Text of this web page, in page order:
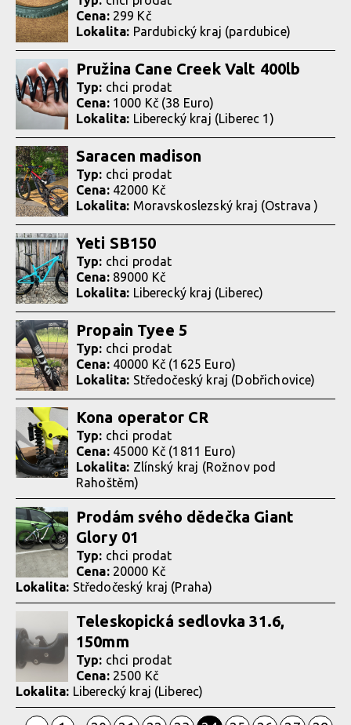
Cena: 299 Kč
Lokalita: Pardubický kraj (pardubice)
Pružina Cane Creek Valt 400lb
Typ: chci prodat
Cena: 1000 Kč (38 Euro)
Lokalita: Liberecký kraj (Liberec 1)
Saracen madison
Typ: chci prodat
Cena: 42000 Kč
Lokalita: Moravskoslezský kraj (Ostrava )
Yeti SB150
Typ: chci prodat
Cena: 89000 Kč
Lokalita: Liberecký kraj (Liberec)
Propain Tyee 5
Typ: chci prodat
Cena: 40000 Kč (1625 Euro)
Lokalita: Středočeský kraj (Dobřichovice)
Kona operator CR
Typ: chci prodat
Cena: 45000 Kč (1811 Euro)
Lokalita: Zlínský kraj (Rožnov pod
Rahoštěm)
Prodám svého dědečka Giant
Glory 01
Typ: chci prodat
Cena: 20000 Kč
Lokalita: Středočeský kraj (Praha)
Teleskopická sedlovka 31.6,
150mm
Typ: chci prodat
Cena: 2500 Kč
Lokalita: Liberecký kraj (Liberec)